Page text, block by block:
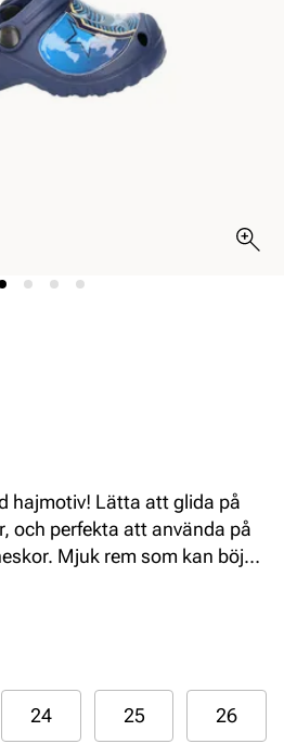
hajmotiv! Lätta att glida på
och perfekta att använda på
Mjuk rem som kan böjas
hälen för att hålla foten i
24 25 26